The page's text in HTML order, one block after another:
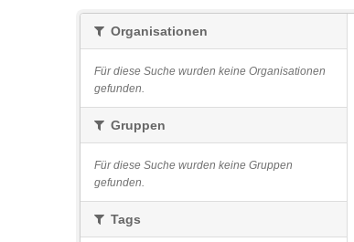
Organisationen
Für diese Suche wurden keine Organisationen
gefunden.
Gruppen
Für diese Suche wurden keine Gruppen
gefunden.
Tags